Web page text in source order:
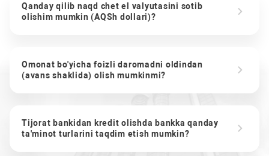
Qanday qilib naqd chet el valyutasini sotib
olishim mumkin (AQSh dollari)?
Omonat bo'yicha foizli daromadni oldindan
(avans shaklida) olish mumkinmi?
Tijorat bankidan kredit olishda bankka qanday
ta'minot turlarini taqdim etish mumkin?